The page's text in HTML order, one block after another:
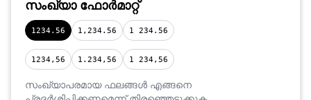
സംഖ്യാ ഫോർമാറ്റ്
1234.56 1,234.56 1 234.56
1234,56 1.234,56 1 234,56
സംഖ്യാപരമായ ഫലങ്ങൾ എങ്ങനെ